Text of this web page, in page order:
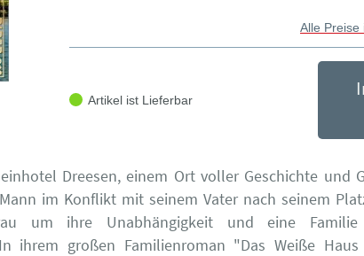
Alle Preise
Artikel ist Lieferbar
Dreesen, einem Ort voller Geschichte und
im Konflikt mit seinem Vater nach seinem
um ihre Unabhängigkeit und eine
ihrem großen Familienroman "Das Weiße